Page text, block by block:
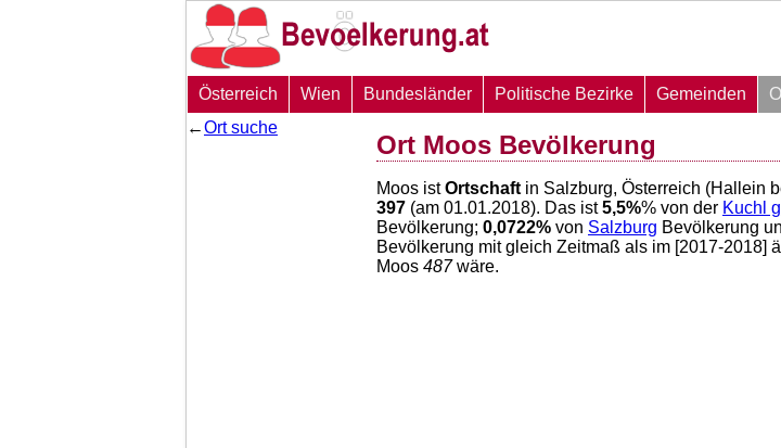
Österreich Wien Bundesländer Politische Bezirke Gemeinden
←Ort suche
Ort Moos Bevölkerung
Moos istOrtschaft in Salzburg, Österreich (Hallein
397 (am 01.01.2018). Das ist5,5%% von der Kuchl
Bevölkerung; 0,0722% von Salzburg Bevölkerung
Bevölkerung mit gleich Zeitmaß als im [2017-2018]
Moos 487wäre.